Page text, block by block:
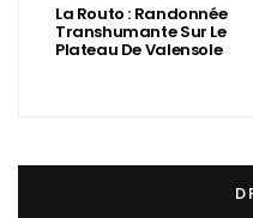
La Routo : Randonnée
Transhumante Sur Le
Plateau De Valensole